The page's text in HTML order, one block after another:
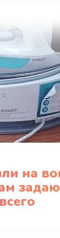
вентилятора
руб.
таймера
руб.
руб.
на
всего